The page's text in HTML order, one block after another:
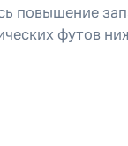
повышение
футов